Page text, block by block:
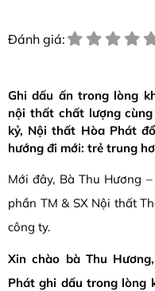
Đánh giá:
Ghi dấu ấn trong lòng
nội thất chất lượng
kỷ, Nội thất Hòa Phát
hướng đi mới: trẻ trung
Mới đây, Bà Thu Hương
phần TM & SX Nội thất
công ty.
Xin chào bà Thu
Phát ghi dấu trong lòng